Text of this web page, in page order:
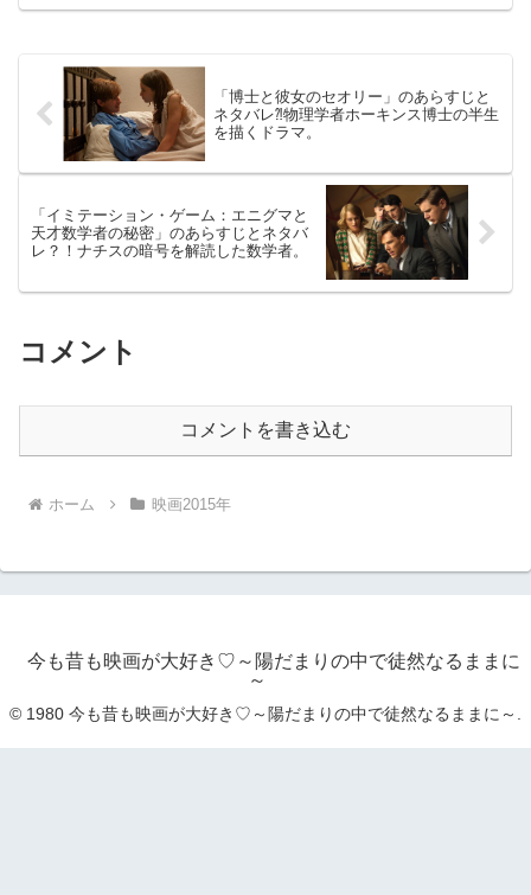
「博士と彼女のセオリー」のあらすじと
ネタバレ⁈物理学者ホーキンス博士の半生
を描くドラマ。
「イミテーション・ゲーム：エニグマと
天才数学者の秘密」のあらすじとネタバ
レ？！ナチスの暗号を解読した数学者。
コメント
コメントを書き込む
ホーム 映画2015年
今も昔も映画が大好き♡～陽だまりの中で徒然なるままに
～
© 1980 今も昔も映画が大好き♡～陽だまりの中で徒然なるままに～.